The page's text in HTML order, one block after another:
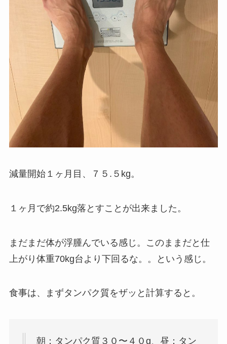
減量開始１ヶ月目、７５.５kg。
１ヶ月で約2.5kg落とすことが出来ました。
まだまだ体が浮腫んでいる感じ。このままだと仕
上がり体重70kg台より下回るな。。という感じ。
食事は、まずタンパク質をザッと計算すると。
朝：タンパク質３０〜４０g、昼：タン